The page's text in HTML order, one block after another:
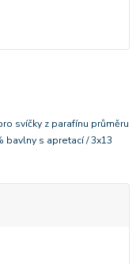
svíčky z parafínu průměru
bavlny s apretací / 3x13